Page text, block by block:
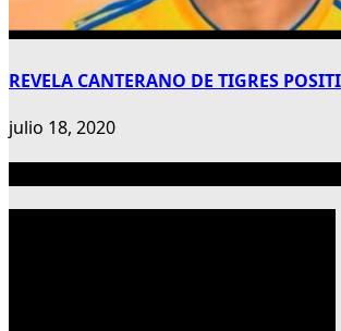
REVELA CANTERANO DE TIGRES
julio 18, 2020